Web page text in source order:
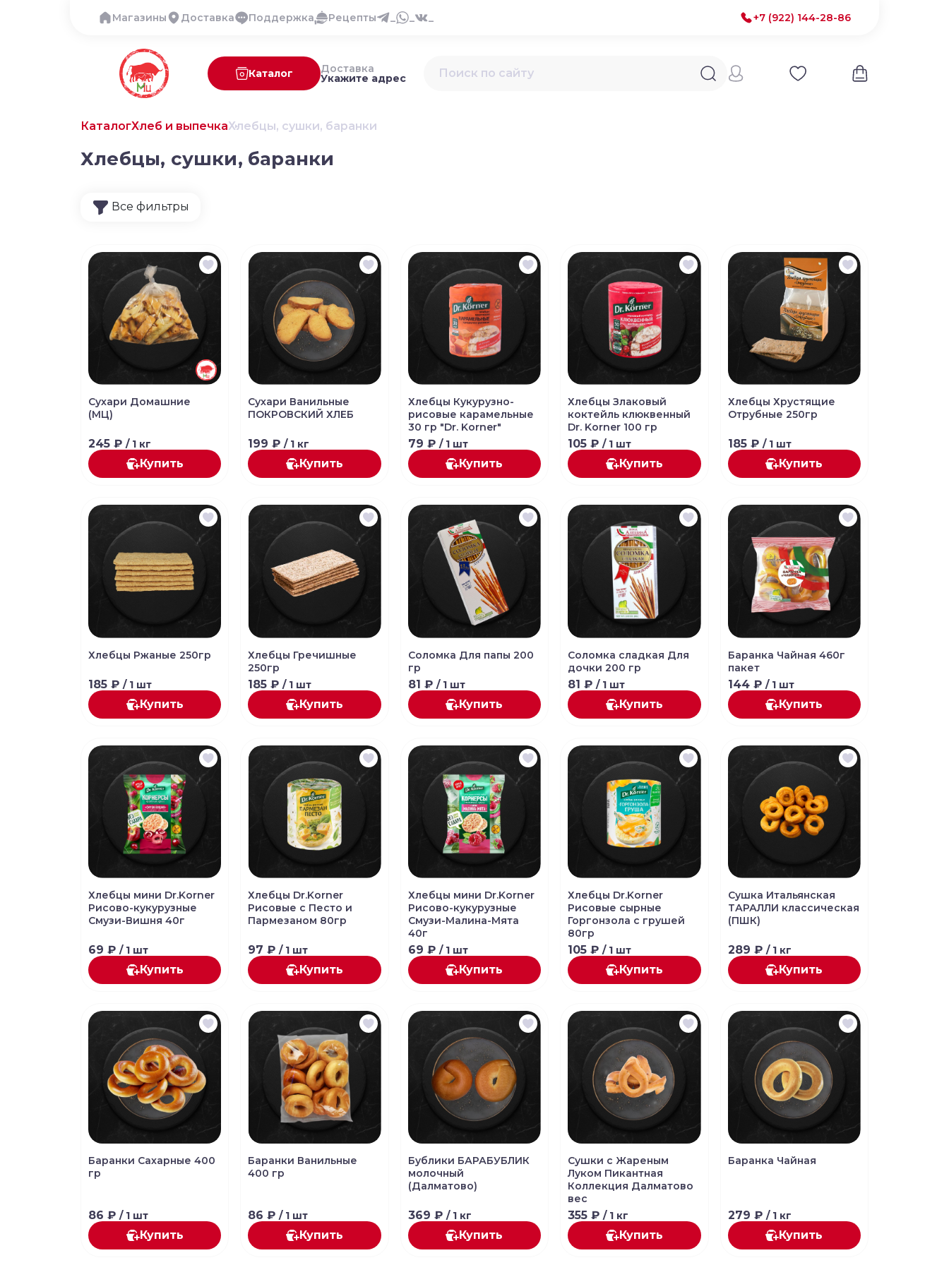
Магазины Доставка Поддержка Рецепты _ _ _ +7 (922) 144-28-86
Каталог Доставка
Укажите адрес
КаталогХлеб и выпечкаХлебцы, сушки, баранки
Хлебцы, сушки, баранки
Все фильтры
Сухари Домашние
(МЦ)
245 ₽ / 1 кг
Купить
Сухари Ванильные
ПОКРОВСКИЙ ХЛЕБ
199 ₽/ 1 кг
Купить
Хлебцы Кукурузно-
рисовые карамельные
30 гр "Dr. Korner"
79 ₽ / 1 шт
Купить
Хлебцы Злаковый
коктейль клюквенный
Dr. Korner 100 гр
105 ₽/ 1 шт
Купить
Хлебцы Хрустящие
Отрубные 250гр
185 ₽ / 1 шт
Купить
Хлебцы Ржаные 250гр
185 ₽ / 1 шт
Купить
Хлебцы Гречишные
250гр
185 ₽/ 1 шт
Купить
Соломка Для папы 200
гр
81 ₽ / 1 шт
Купить
Соломка сладкая Для
дочки 200 гр
81 ₽/ 1 шт
Купить
Баранка Чайная 460г
пакет
144 ₽ / 1 шт
Купить
Хлебцы мини Dr.Korner
Рисово-кукурузные
Смузи-Вишня 40г
69 ₽ / 1 шт
Купить
Хлебцы Dr.Korner
Рисовые с Песто и
Пармезаном 80гр
97 ₽/ 1 шт
Купить
Хлебцы мини Dr.Korner
Рисово-кукурузные
Смузи-Малина-Мята
40г
69 ₽ / 1 шт
Купить
Хлебцы Dr.Korner
Рисовые сырные
Горгонзола с грушей
80гр
105 ₽/ 1 шт
Купить
Сушка Итальянская
ТАРАЛЛИ классическая
(ПШК)
289 ₽ / 1 кг
Купить
Баранки Сахарные 400
гр
86 ₽ / 1 шт
Купить
Баранки Ванильные
400 гр
86 ₽/ 1 шт
Купить
Бублики БАРАБУБЛИК
молочный
(Далматово)
369 ₽ / 1 кг
Купить
Сушки с Жареным
Луком Пикантная
Коллекция Далматово
вес
355 ₽/ 1 кг
Купить
Баранка Чайная
279 ₽ / 1 кг
Купить